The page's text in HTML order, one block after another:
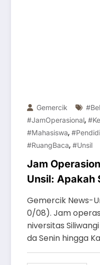
Gemercik
#JamOperasional,
#mahasiswa,
#RuangBaca, #unsil
Jam
Unsil: Apakah
untuk
Gemercik News-
0/08). Jam
niversitas
da Senin hingga